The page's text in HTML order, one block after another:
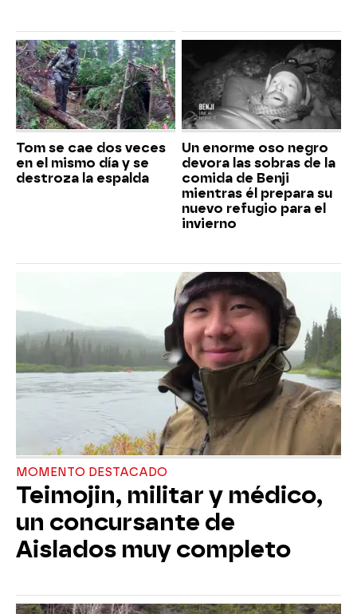
Tom se cae dos veces
en el mismo día y se
destroza la espalda
Un enorme oso negro
devora las sobras de la
comida de Benji
mientras él prepara su
nuevo refugio para el
invierno
MOMENTO DESTACADO
Teimojin, militar y médico,
un concursante de
Aislados muy completo